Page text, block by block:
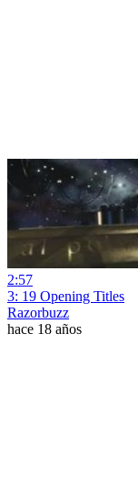
2:57
3: 19 Opening Titles
Razorbuzz
hace 18 años